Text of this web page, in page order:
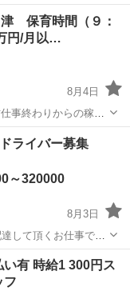
を自由に選べます！
保育時間（９：
円/月以…
8月4日
事終わりからの稼
ない働き方、自由な
！☆ 個人事業
ライバー募集
320000
8月3日
して頂くお仕事で
ースです！！ 🎊拠
有 時給1 300円ス
フ